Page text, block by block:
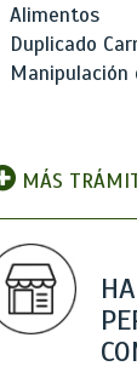
Alimentos
Duplicado
MÁS